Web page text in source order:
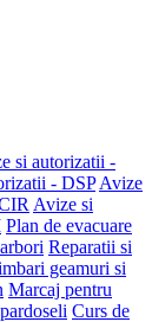
si autorizatii -
- DSP Avize
Avize si
Plan de evacuare
Reparatii si
geamuri si
Marcaj pentru
Curs de